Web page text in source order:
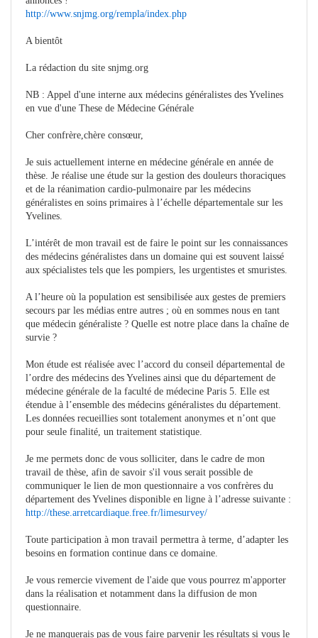
http://www.snjmg.org/rempla/index.php
A bientôt
La rédaction du site snjmg.org
NB : Appel d'une interne aux médecins généralistes des Yvelines
en vue d'une These de Médecine Générale
Cher confrère,chère consœur,
Je suis actuellement interne en médecine générale en année de
thèse. Je réalise une étude sur la gestion des douleurs thoraciques
et de la réanimation cardio-pulmonaire par les médecins
généralistes en soins primaires à l’échelle départementale sur les
Yvelines.
L’intérêt de mon travail est de faire le point sur les connaissances
des médecins généralistes dans un domaine qui est souvent laissé
aux spécialistes tels que les pompiers, les urgentistes et smuristes.
A l’heure où la population est sensibilisée aux gestes de premiers
secours par les médias entre autres ; où en sommes nous en tant
que médecin généraliste ? Quelle est notre place dans la chaîne de
survie ?
Mon étude est réalisée avec l’accord du conseil départemental de
l’ordre des médecins des Yvelines ainsi que du département de
médecine générale de la faculté de médecine Paris 5. Elle est
étendue à l’ensemble des médecins généralistes du département.
Les données recueillies sont totalement anonymes et n’ont que
pour seule finalité, un traitement statistique.
Je me permets donc de vous solliciter, dans le cadre de mon
travail de thèse, afin de savoir s'il vous serait possible de
communiquer le lien de mon questionnaire a vos confrères du
département des Yvelines disponible en ligne à l’adresse suivante :
http://these.arretcardiaque.free.fr/limesurvey/
Toute participation à mon travail permettra à terme, d’adapter les
besoins en formation continue dans ce domaine.
Je vous remercie vivement de l'aide que vous pourrez m'apporter
dans la réalisation et notamment dans la diffusion de mon
questionnaire.
Je ne manquerais pas de vous faire parvenir les résultats si vous le